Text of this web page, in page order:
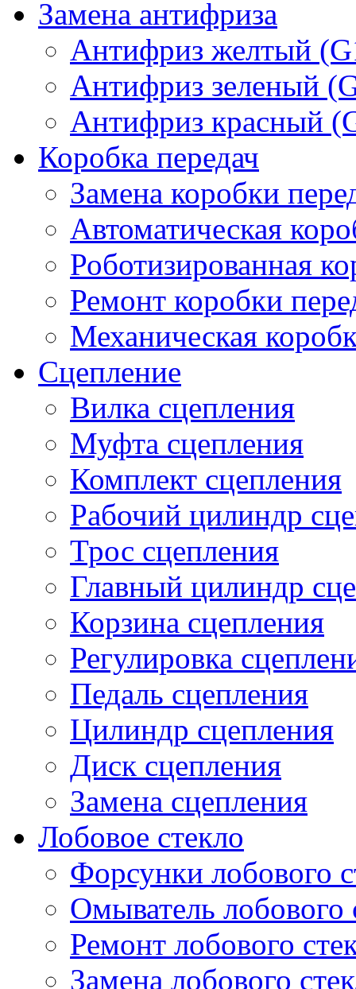
Замена антифриза
Антифриз желтый
Антифриз зеленый
Антифриз красный
Коробка передач
Замена коробки
Автоматическая
Роботизированная
Ремонт коробки
Механическая
Сцепление
Вилка сцепления
Муфта сцепления
Комплект сцепления
Рабочий цилиндр
Трос сцепления
Главный цилиндр
Корзина сцепления
Регулировка
Педаль сцепления
Цилиндр сцепления
Диск сцепления
Замена сцепления
Лобовое стекло
Форсунки лобового
Омыватель лобового
Ремонт лобового
Замена лобового